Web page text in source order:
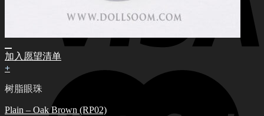
加入愿望清单
+
树脂眼珠
Plain – Oak Brown (RP02)